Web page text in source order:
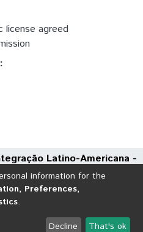
license agreed
Latino-Americana -
1000 - Polo Universitário
do Iguaçu - Paraná
© 2002-2026 LYRASIS
information for the
Preferences,
.
Decline That's ok